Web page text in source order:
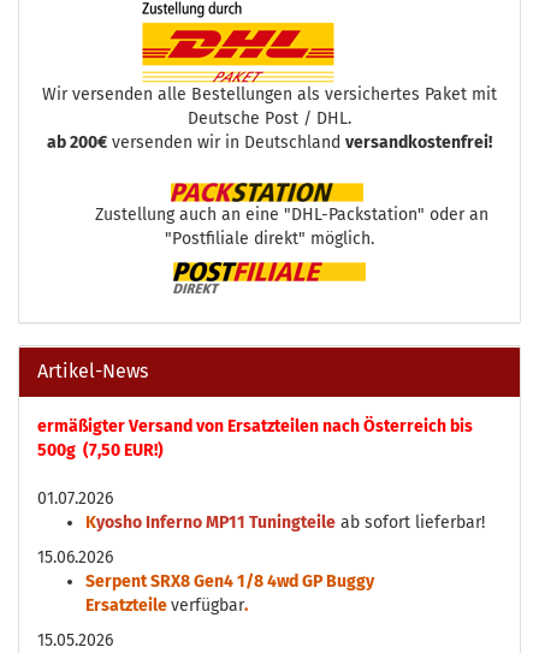
Wir versenden alle Bestellungen als versichertes Paket mit
Deutsche Post / DHL.
ab 200€ versenden wir in Deutschland versandkostenfrei!
Zustellung auch an eine "DHL-Packstation" oder an
"Postfiliale direkt" möglich.
Artikel-News
ermäßigter Versand von Ersatzteilen nach Österreich bis
500g (7,50 EUR!)
01.07.2026
Kyosho Inferno MP11 Tuningteile ab sofort lieferbar!
15.06.2026
Serpent SRX8 Gen4 1/8 4wd GP Buggy
Ersatzteileverfügbar.
15.05.2026